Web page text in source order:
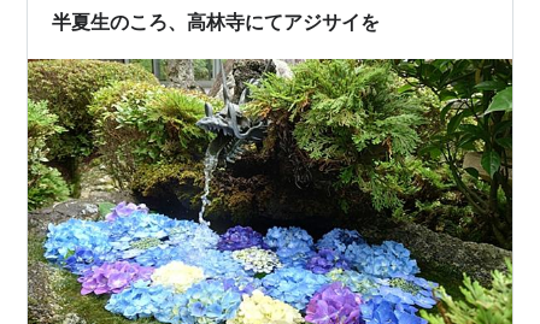
までの私の「地味」という思いは、吹き飛んでいまし
半夏生のころ、高林寺にてアジサイを